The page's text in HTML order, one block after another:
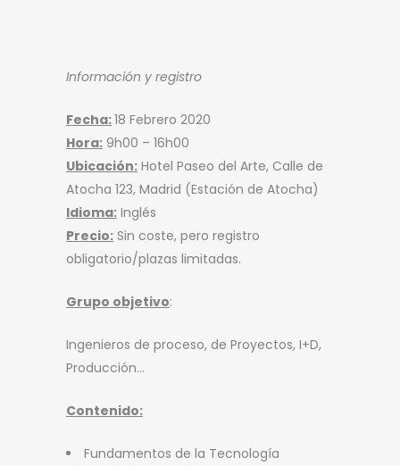
Información y registro
Fecha:18 Febrero 2020
Hora: 9h00 – 16h00
Ubicación: Hotel Paseo del Arte, Calle de
Atocha 123, Madrid (Estación de Atocha)
Idioma: Inglés
Precio: Sin coste, pero registro
obligatorio/plazas limitadas.
Grupo objetivo:
Ingenieros de proceso, de Proyectos, I+D,
Producción…
Contenido:
Fundamentos de la Tecnología